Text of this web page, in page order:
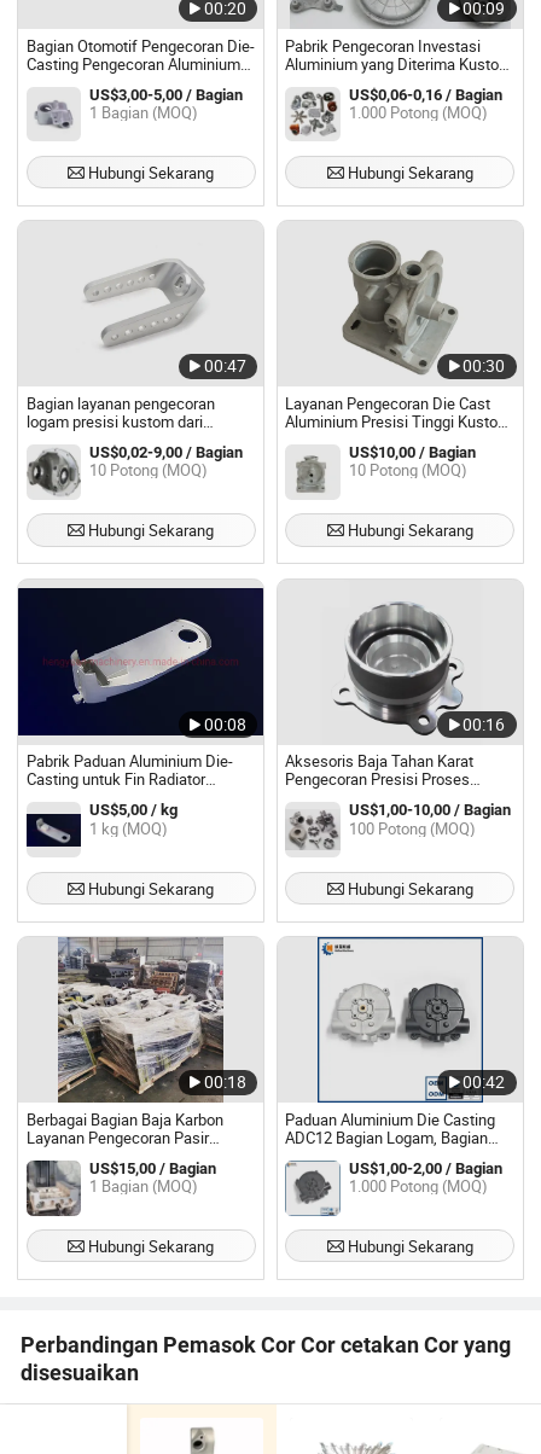
00:20
Bagian Otomotif Pengecoran Die-
Casting Pengecoran Aluminium
Pengecoran Die-Casting Aksesori
Die-Casting Tahan Lama untuk
Penggunaan Industri
US$3,00-5,00 / Bagian
1 Bagian (MOQ)
Hubungi Sekarang
00:09
Pabrik Pengecoran Investasi
Aluminium yang Diterima Kustom
di Cina
US$0,06-0,16 / Bagian
1.000 Potong (MOQ)
Hubungi Sekarang
00:47
Bagian layanan pengecoran
logam presisi kustom dari
kuningan, seng, titanium, baja
tahan karat, aluminium, besi, dan
pengecoran investasi, pasir, serta
cetakan
US$0,02-9,00 / Bagian
10 Potong (MOQ)
Hubungi Sekarang
00:30
Layanan Pengecoran Die Cast
Aluminium Presisi Tinggi Kustom
Bagian Motor Logam Pengecoran
Die
US$10,00 / Bagian
10 Potong (MOQ)
Hubungi Sekarang
00:08
Pabrik Paduan Aluminium Die-
Casting untuk Fin Radiator
Aluminium/Perumahan Motor
Paduan Seng Bagian Sepeda
Motor/Bagian Perumahan
Cetakan Bagian Casting
US$5,00 / kg
1 kg (MOQ)
Hubungi Sekarang
00:16
Aksesoris Baja Tahan Karat
Pengecoran Presisi Proses
Pengecoran Pengecoran Presisi
Kustomisasi Non-Standar
US$1,00-10,00 / Bagian
100 Potong (MOQ)
Hubungi Sekarang
00:18
Berbagai Bagian Baja Karbon
Layanan Pengecoran Pasir
Tekanan Gravitasi
US$15,00 / Bagian
1 Bagian (MOQ)
Hubungi Sekarang
00:42
Paduan Aluminium Die Casting
ADC12 Bagian Logam, Bagian
Pengecoran Aluminium, Layanan
Pengecoran dan Pemesinan CNC
US$1,00-2,00 / Bagian
1.000 Potong (MOQ)
Hubungi Sekarang
Perbandingan Pemasok Cor Cor cetakan Cor yang
disesuaikan